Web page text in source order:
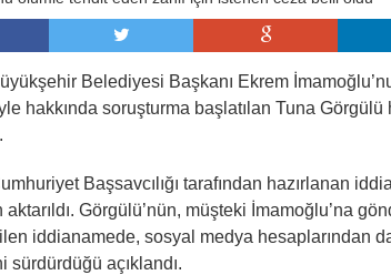
Dönen Kayınpederini Mahzene Saklamak
Belediyesi Başkanı Ekrem
hakkında soruşturma başlatılan Tuna Görgülü
Başsavcılığı tarafından hazırlanan
Görgülü’nün, müşteki İmamoğlu’na
iddianamede, sosyal medya hesaplarından
sürdürdüğü açıklandı.